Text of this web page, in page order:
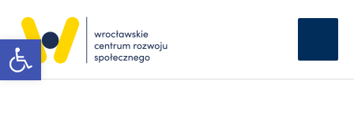
Otwórz pasek narzędzi
treści